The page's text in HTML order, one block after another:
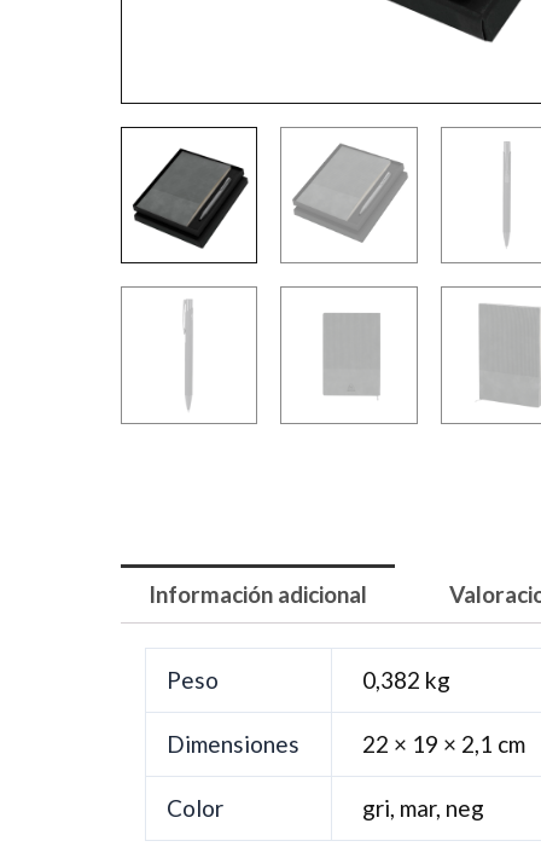
Información adicional
Peso 0,382 kg
Dimensiones 22 × 19 × 2,1 cm
Color gri, mar, neg